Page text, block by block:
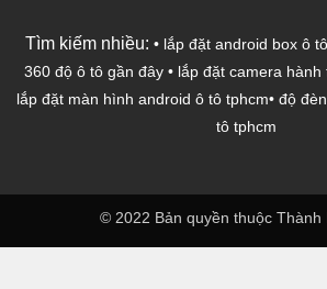
Tìm kiếm nhiều: • lắp đặt android box ô
360 độ ô tô gần đây • lắp đặt camera
lắp đặt màn hình android ô tô tphcm• độ
tô tphcm
© 2022 Bản quyền thuộc Thành